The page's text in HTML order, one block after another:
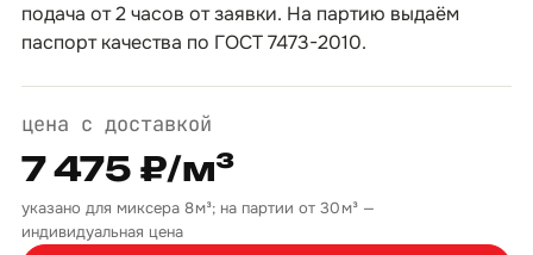
подача от 2 часов от заявки. На партию выдаём
паспорт качества по ГОСТ 7473-2010.
цена с доставкой
7 475 ₽/м³
указано для миксера 8 м³; на партии от 30 м³ —
индивидуальная цена